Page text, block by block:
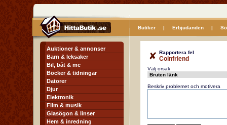
Butiker| Erbjudanden|
Auktioner & annonser
Barn & leksaker
Bil, båt & mc
Böcker & tidningar
Datorer
Djur
Elektronik
Film & musik
Glasögon & linser
Hem & inredning
Rapportera fel
Coinfriend
Välj orsak
Beskriv problemet och motivera